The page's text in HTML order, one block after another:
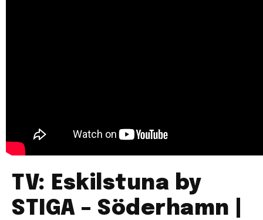
TV: Eskilstuna by
STIGA – Söderhamn |